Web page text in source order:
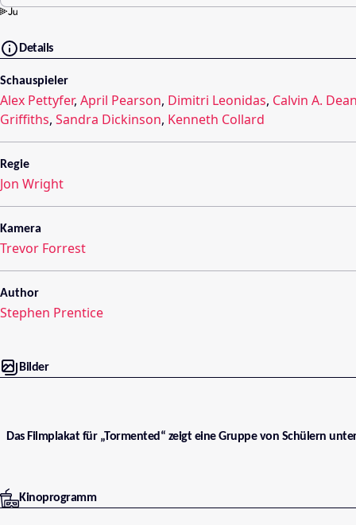
Details
Schauspieler
Alex Pettyfer, April Pearson, Dimitri Leonidas, Calvin A.
Griffiths, Sandra Dickinson, Kenneth Collard
Regie
Jon Wright
Kamera
Trevor Forrest
Author
Stephen Prentice
Bilder
Das Filmplakat für „Tormented“ zeigt eine Gruppe von Schülern
Kinoprogramm